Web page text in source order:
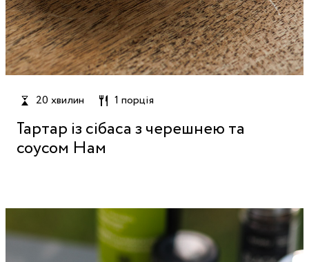
20 хвилин 1 порція
Тартар із сібаса з черешнею та
соусом Нам